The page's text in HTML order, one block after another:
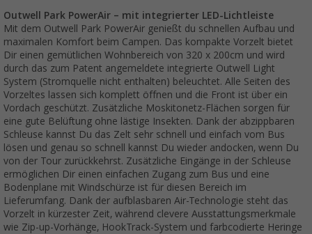
Outwell Park PowerAir – mit integrierter LED-Lichtleiste
Mit dem Outwell Park PowerAir genießt du schnellen Aufbau und
maximalen Komfort beim Campen. Das kompakte Vorzelt bietet
Dir einen gemütlichen Wohnbereich von 320 x 200cm und wird
durch das zum Patent angemeldete integrierte Outwell Light
System (Stromquelle nicht enthalten) beleuchtet. Alle Seiten des
Vorzeltes lassen sich komplett öffnen und die Front ist über ein
Vordach geschützt. Zusätzliche Moskitonetz-Flächen sorgen für
eine gute Belüftung ohne lästige Insekten. Dank der abzippbaren
Schleuse kannst Du das Zelt sehr schnell und einfach vom Bus
lösen und genau so schnell kannst Du wieder andocken, wenn Du
von der Tour zurückkehrst. Zusätzliche Eingänge in der Schleuse
ermöglichen Dir einen einfachen Zugang zum Bus und eine
Bodenplane mit Windschürze ist für diesen Bereich im
Lieferumfang. Dank der aufblasbaren Air-Technologie steht das
Vorzelt in kürzester Zeit, während clevere Ausstattungsmerkmale
wie Zip-up-Vorhänge, HookTrack-System und farbcodierte Heringe